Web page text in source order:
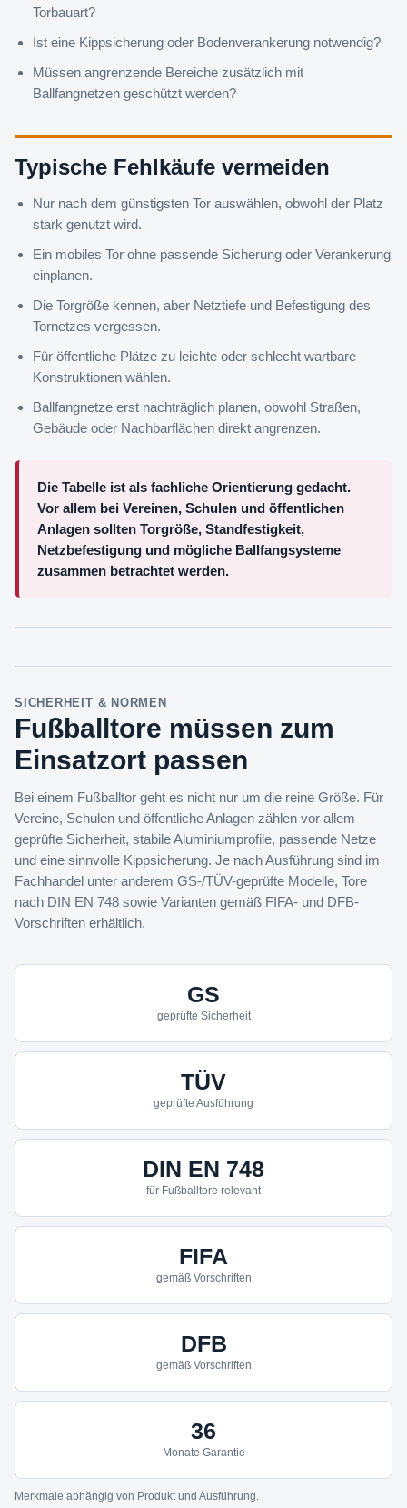
Torbauart?
Ist eine Kippsicherung oder Bodenverankerung notwendig?
Müssen angrenzende Bereiche zusätzlich mit
Ballfangnetzen geschützt werden?
Typische Fehlkäufe vermeiden
Nur nach dem günstigsten Tor auswählen, obwohl der Platz
stark genutzt wird.
Ein mobiles Tor ohne passende Sicherung oder Verankerung
einplanen.
Die Torgröße kennen, aber Netztiefe und Befestigung des
Tornetzes vergessen.
Für öffentliche Plätze zu leichte oder schlecht wartbare
Konstruktionen wählen.
Ballfangnetze erst nachträglich planen, obwohl Straßen,
Gebäude oder Nachbarflächen direkt angrenzen.
Die Tabelle ist als fachliche Orientierung gedacht.
Vor allem bei Vereinen, Schulen und öffentlichen
Anlagen sollten Torgröße, Standfestigkeit,
Netzbefestigung und mögliche Ballfangsysteme
zusammen betrachtet werden.
SICHERHEIT & NORMEN
Fußballtore müssen zum
Einsatzort passen
Bei einem Fußballtor geht es nicht nur um die reine Größe. Für
Vereine, Schulen und öffentliche Anlagen zählen vor allem
geprüfte Sicherheit, stabile Aluminiumprofile, passende Netze
und eine sinnvolle Kippsicherung. Je nach Ausführung sind im
Fachhandel unter anderem GS-/TÜV-geprüfte Modelle, Tore
nach DIN EN 748 sowie Varianten gemäß FIFA- und DFB-
Vorschriften erhältlich.
GS
geprüfte Sicherheit
TÜV
geprüfte Ausführung
DIN EN 748
für Fußballtore relevant
FIFA
gemäß Vorschriften
DFB
gemäß Vorschriften
36
Monate Garantie
Merkmale abhängig von Produkt und Ausführung.